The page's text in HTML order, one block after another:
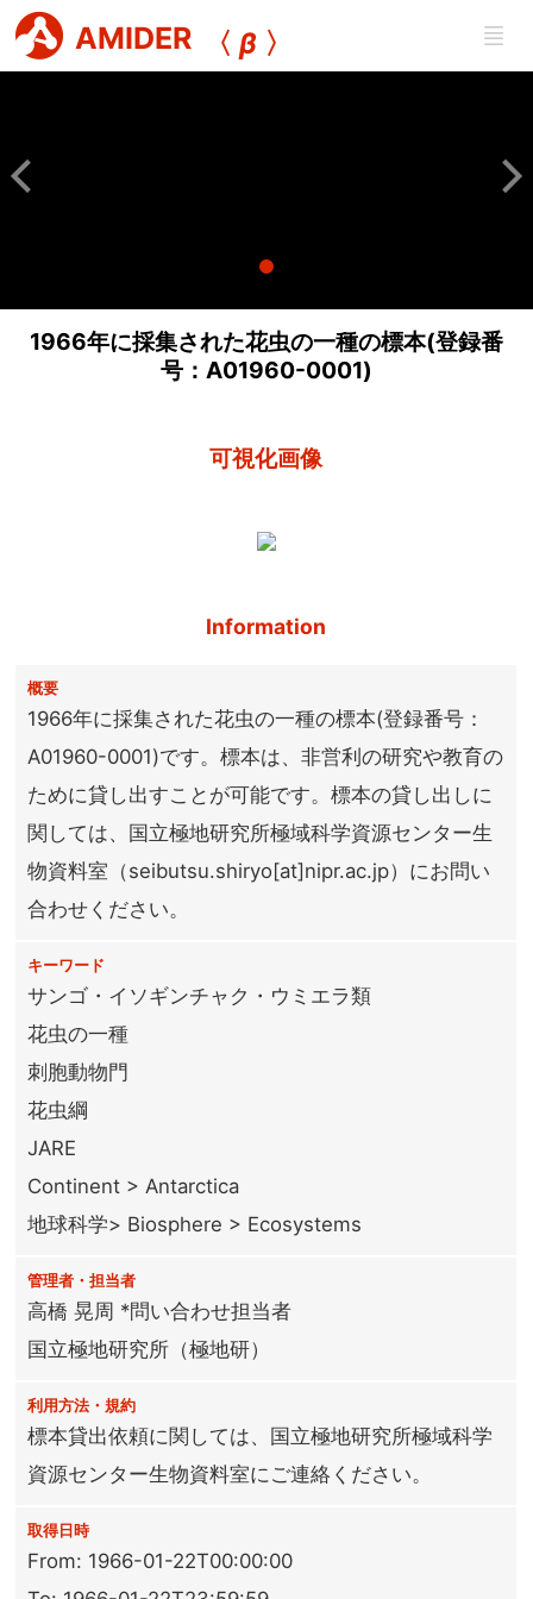
AMIDER 〈β 〉
1966年に採集された花虫の一種の標本(登録番
号：A01960-0001)
可視化画像
Information
概要
1966年に採集された花虫の一種の標本(登録番号：
A01960-0001)です。標本は、非営利の研究や教育の
ために貸し出すことが可能です。標本の貸し出しに
関しては、国立極地研究所極域科学資源センター生
物資料室（seibutsu.shiryo[at]nipr.ac.jp）にお問い
合わせください。
キーワード
サンゴ・イソギンチャク・ウミエラ類
花虫の一種
刺胞動物門
花虫綱
JARE
Continent > Antarctica
地球科学> Biosphere > Ecosystems
管理者・担当者
高橋 晃周 *問い合わせ担当者
国立極地研究所（極地研）
利用方法・規約
標本貸出依頼に関しては、国立極地研究所極域科学
資源センター生物資料室にご連絡ください。
取得日時
From: 1966-01-22T00:00:00